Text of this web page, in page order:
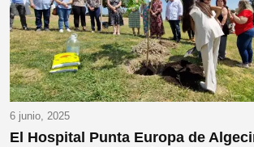
6 junio, 2025
El Hospital Punta Europa de